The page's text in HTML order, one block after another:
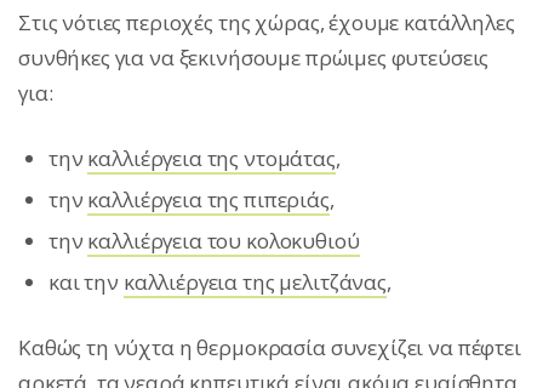
Στις νότιες περιοχές της χώρας, έχουμε κατάλληλες
συνθήκες για να ξεκινήσουμε πρώιμες φυτεύσεις
για:
την καλλιέργεια της ντομάτας,
την καλλιέργεια της πιπεριάς,
την καλλιέργεια του κολοκυθιού
και την καλλιέργεια της μελιτζάνας,
Καθώς τη νύχτα η θερμοκρασία συνεχίζει να πέφτει
αρκετά, τα νεαρά κηπευτικά είναι ακόμα ευαίσθητα